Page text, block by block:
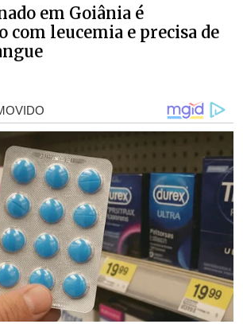
em Goiânia é
com leucemia e precisa de